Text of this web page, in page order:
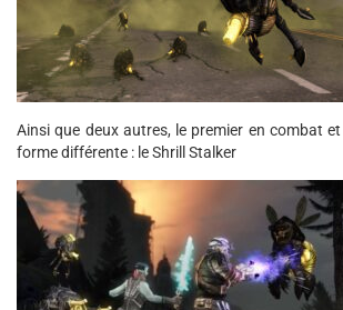
Ainsi que deux autres, le premier en combat
forme différente : le Shrill Stalker